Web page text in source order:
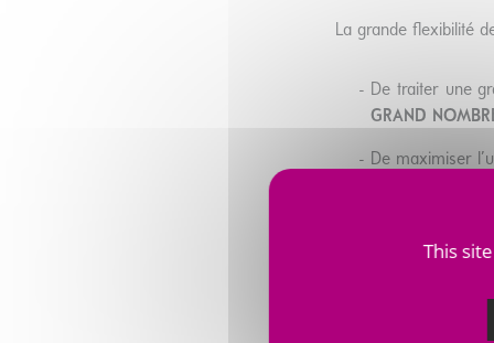
La grande flexibilité
De traiter une
GRAND
De maximiser
D’optimiser la
ENERGETIQUE
This